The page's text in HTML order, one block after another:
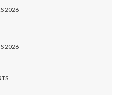
2026
2026